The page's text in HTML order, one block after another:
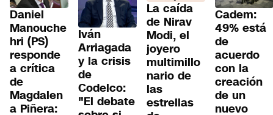
Daniel
Manouche
hri (PS)
responde
a crítica
de
Magdalen
a Piñera:
Iván
Arriagada
y la crisis
de
Codelco:
"El debate
La caída
de Nirav
Modi, el
joyero
multimillo
nario de
las
estrellas
Cadem:
49% está
de
acuerdo
con la
creación
de un
nuevo